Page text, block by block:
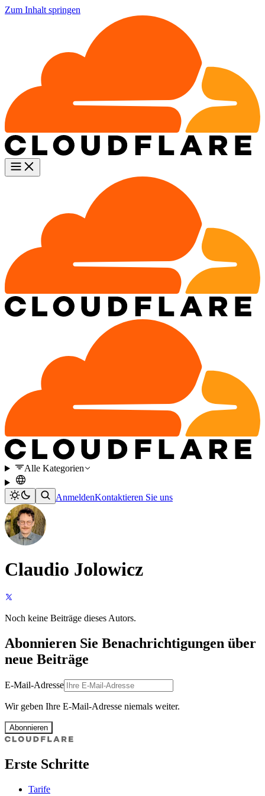
Zum Inhalt springen
Alle Kategorien
AnmeldenKontaktieren Sie uns
Claudio Jolowicz
Noch keine Beiträge dieses Autors.
Abonnieren Sie Benachrichtigungen über
neue Beiträge
E-Mail-Adresse
Wir geben Ihre E-Mail-Adresse niemals weiter.
Abonnieren
Erste Schritte
Tarife